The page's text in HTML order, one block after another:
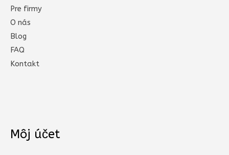
Pre firmy
O nás
Blog
FAQ
Kontakt
Môj účet